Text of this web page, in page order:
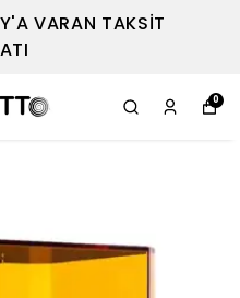
VARAN TAKSİT
0